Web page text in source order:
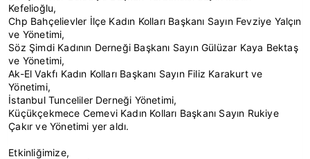
Kefelioğlu,
Chp Bahçelievler İlçe Kadın Kolları Başkanı Sayın Fevziye Yalçın
ve Yönetimi,
Söz Şimdi Kadının Derneği Başkanı Sayın Gülüzar Kaya Bektaş
ve Yönetimi,
Ak-El Vakfı Kadın Kolları Başkanı Sayın Filiz Karakurt ve
Yönetimi,
İstanbul Tunceliler Derneği Yönetimi,
Küçükçekmece Cemevi Kadın Kolları Başkanı Sayın Rukiye
Çakır ve Yönetimi yer aldı.
Etkinliğimize,